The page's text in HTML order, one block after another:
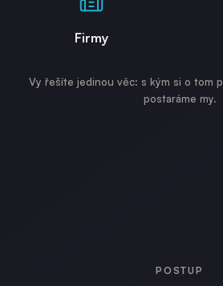
Firmy
Vy řešíte jedinou věc: s kým si o tom
postaráme my.
POSTUP